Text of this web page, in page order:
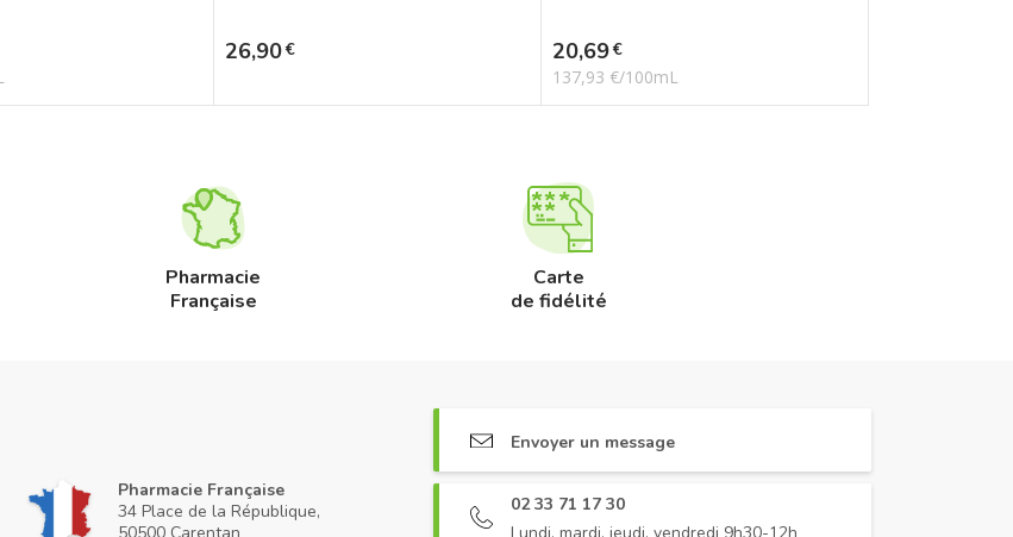
Prix
26,90€ Prix
20,69€
137,93 €/100mL
Pharmacie
Française
Carte
de fidélité
Pharmacie Française
34 Place de la République,
50500 Carentan
Envoyer un message
02 33 71 17 30